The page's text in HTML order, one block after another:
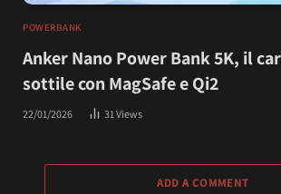
POWERBANK
Anker Nano Power Bank 5K, il
sottile con MagSafe e Qi2
22/01/2026 31 Views
ADD A COMMENT